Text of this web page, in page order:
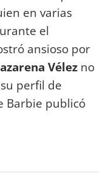
en varias
el
ansioso por
Vélez no
perfil de
Barbie publicó